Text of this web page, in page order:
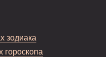
зодиака
гороскопа